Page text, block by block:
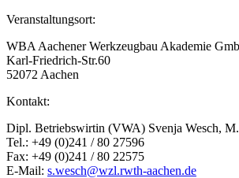
Veranstaltungsort:
WBA Aachener Werkzeugbau Akademie
Karl-Friedrich-Str.60
52072 Aachen
Kontakt:
Dipl. Betriebswirtin (VWA) Svenja Wesch,
Tel.: +49 (0)241 / 80 27596
Fax: +49 (0)241 / 80 22575
E-Mail: s.wesch@wzl.rwth-aachen.de